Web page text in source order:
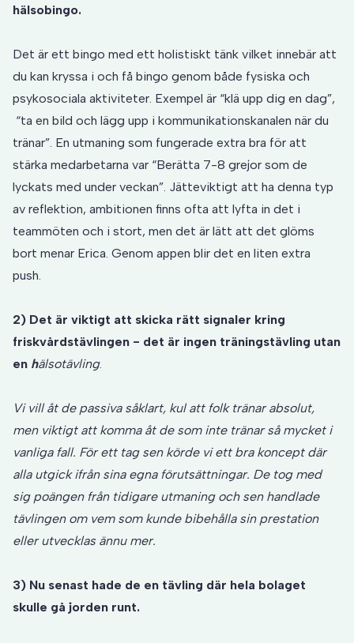
hälsobingo.
Det är ett bingo med ett holistiskt tänk vilket innebär att
du kan kryssa i och få bingo genom både fysiska och
psykosociala aktiviteter. Exempel är “klä upp dig en dag”,
“ta en bild och lägg upp i kommunikationskanalen när du
tränar”. En utmaning som fungerade extra bra för att
stärka medarbetarna var “Berätta 7-8 grejor som de
lyckats med under veckan”. Jätteviktigt att ha denna typ
av reflektion, ambitionen finns ofta att lyfta in det i
teammöten och i stort, men det är lätt att det glöms
bort menar Erica. Genom appen blir det en liten extra
push.
2) Det är viktigt att skicka rätt signaler kring
friskvårdstävlingen - det är ingen träningstävling utan
en hälsotävling.
Vi vill åt de passiva såklart, kul att folk tränar absolut,
men viktigt att komma åt de som inte tränar så mycket i
vanliga fall. För ett tag sen körde vi ett bra koncept där
alla utgick ifrån sina egna förutsättningar. De tog med
sig poängen från tidigare utmaning och sen handlade
tävlingen om vem som kunde bibehålla sin prestation
eller utvecklas ännu mer.
3) Nu senast hade de en tävling där hela bolaget
skulle gå jorden runt.